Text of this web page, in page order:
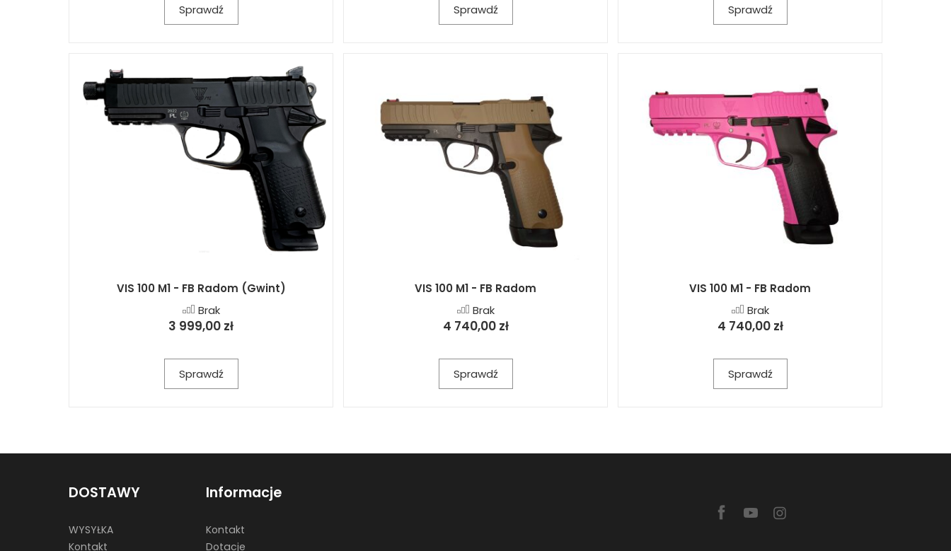
Sprawdź Sprawdź Sprawdź
VIS 100 M1 - FB Radom (Gwint)
Brak
3 999,00 zł
Sprawdź
VIS 100 M1 - FB Radom
Brak
4 740,00 zł
Sprawdź
VIS 100 M1 - FB Radom
Brak
4 740,00 zł
Sprawdź
DOSTAWY
WYSYŁKA
Kontakt
Informacje
Kontakt
Dotacje